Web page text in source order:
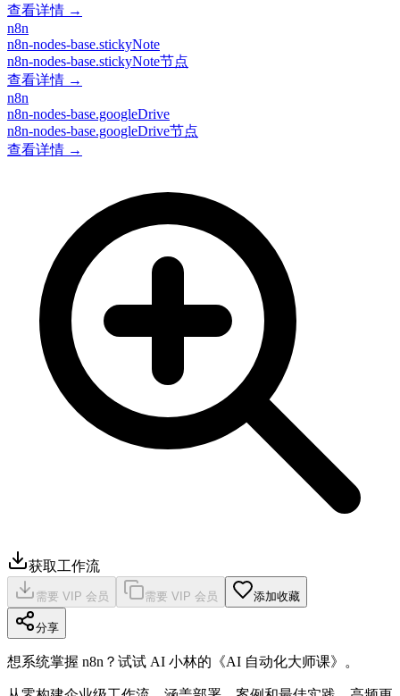
查看详情 →
n8n
n8n-nodes-base.stickyNote
n8n-nodes-base.stickyNote节点
查看详情 →
n8n
n8n-nodes-base.googleDrive
n8n-nodes-base.googleDrive节点
查看详情 →
获取工作流
需要 VIP 会员 需要 VIP 会员 添加收藏
分享
想系统掌握 n8n？试试 AI 小林的《AI 自动化大师课》。